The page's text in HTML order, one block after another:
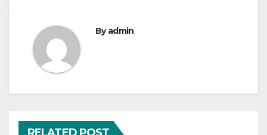
viết
Byadmin